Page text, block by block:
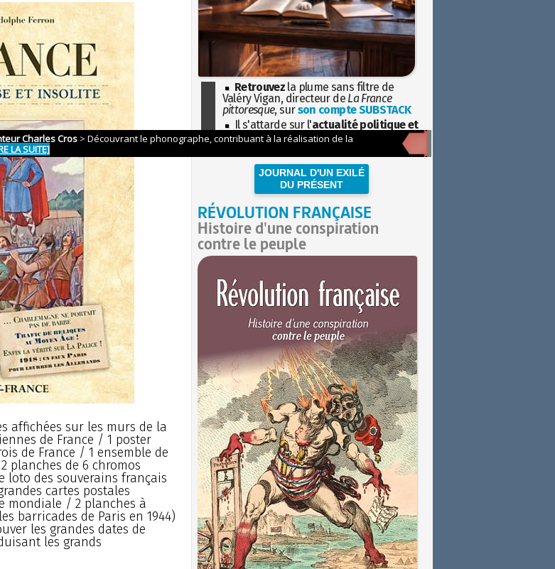
affichées sur les murs de la
de France / 1 poster
de France / 1 ensemble de
planches de 6 chromos
loto des souverains français
cartes postales
mondiale / 2 planches à
barricades de Paris en 1944)
les grandes dates de
les grands
Retrouvez la plume sans filtre de
Valéry Vigan, directeur de La France
pittoresque, surson compte SUBSTACK
Il s'attarde sur l'actualité politique et
sociétaleavec la hauteur de vue de
JOURNAL D'UN EXILÉ
DU PRÉSENT
RÉVOLUTION FRANÇAISE
Histoire d'une conspiration
contre le peuple